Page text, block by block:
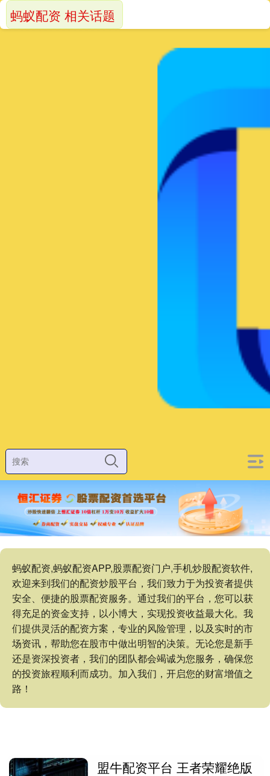
蚂蚁配资,蚂蚁配资APP,股票配资门户,手机炒股配资软件,
欢迎来到我们的配资炒股平台，我们致力于为投资者提供
安全、便捷的股票配资服务。通过我们的平台，您可以获
得充足的资金支持，以小博大，实现投资收益最大化。我
们提供灵活的配资方案，专业的风险管理，以及实时的市
场资讯，帮助您在股市中做出明智的决策。无论您是新手
还是资深投资者，我们的团队都会竭诚为您服务，确保您
的投资旅程顺利而成功。加入我们，开启您的财富增值之
路！
蚂蚁配资 相关话题
盟牛配资平台 王者荣耀绝版